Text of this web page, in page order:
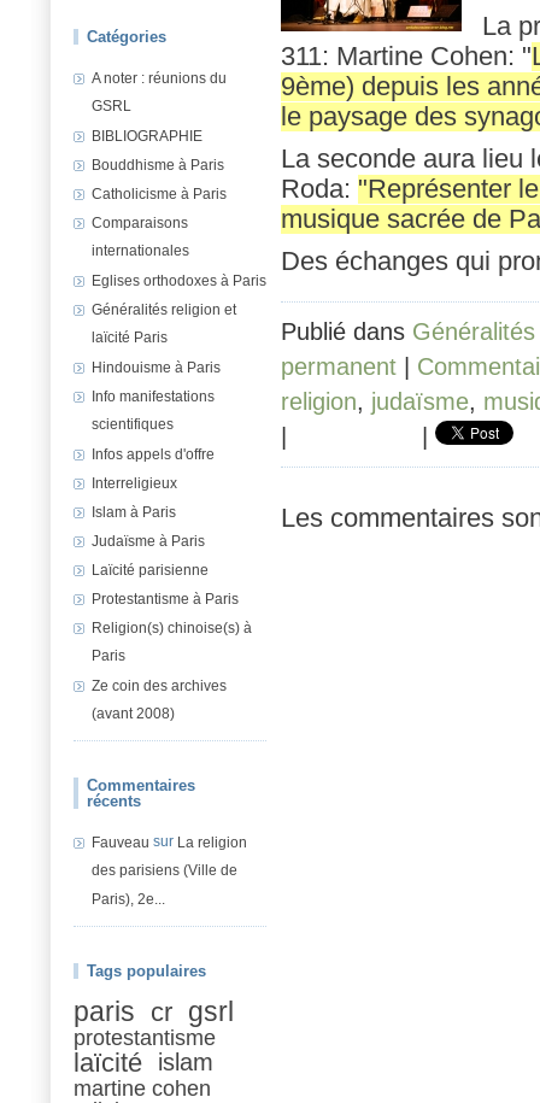
Catégories
A noter : réunions du
GSRL
BIBLIOGRAPHIE
Bouddhisme à Paris
Catholicisme à Paris
Comparaisons
internationales
Eglises orthodoxes à Paris
Généralités religion et
laïcité Paris
Hindouisme à Paris
Info manifestations
scientifiques
Infos appels d'offre
Interreligieux
Islam à Paris
Judaïsme à Paris
Laïcité parisienne
Protestantisme à Paris
Religion(s) chinoise(s) à
Paris
Ze coin des archives
(avant 2008)
Commentaires
récents
Fauveau sur La religion
des parisiens (Ville de
Paris), 2e...
Tags populaires
paris cr gsrl
protestantisme
laïcité islam
martine cohen
La
311: Martine Cohen: "
9ème) depuis les
le paysage des
La seconde aura lieu
Roda: "Représenter
musique sacrée de
Des échanges qui
Publié dans
permanent
religion, judaïsme,
Les commentaires